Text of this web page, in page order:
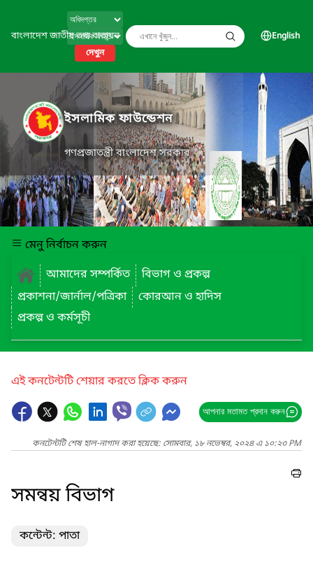
বাংলাদেশ জাতীয় তথ্য বাতায়ন
দেখুন
English
ইসলামিক ফাউন্ডেশন
গণপ্রজাতন্ত্রী বাংলাদেশ সরকার
মেনু নির্বাচন করুন
আমাদের সম্পর্কিত
বিভাগ ও প্রকল্প
প্রকাশনা/জার্নাল/পত্রিকা
কোরআন ও হাদিস
প্রকল্প ও কর্মসূচী
এই কনটেন্টটি শেয়ার করতে ক্লিক করুন
আপনার মতামত প্রদান করুন
কনটেন্টটি শেষ হাল-নাগাদ করা হয়েছে: সোমবার, ১৮ নভেম্বর, ২০২৪ এ ১০:২৩ PM
সমন্বয় বিভাগ
কন্টেন্ট: পাতা